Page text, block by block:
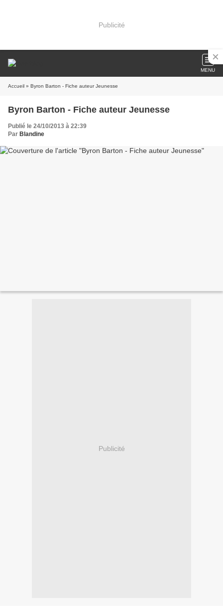
Publicité
MENU
Accueil » Byron Barton - Fiche auteur Jeunesse
Byron Barton - Fiche auteur Jeunesse
Publié le 24/10/2013 à 22:39
Par Blandine
Publicité